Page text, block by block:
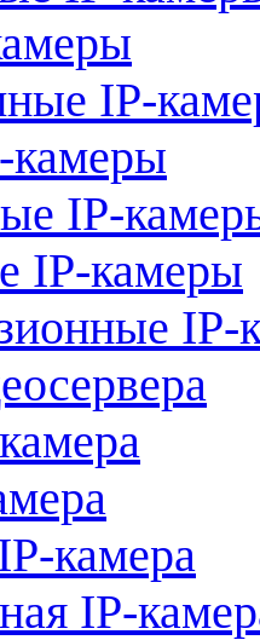
IP-
IP-
IP-камеры
IP-
камера
IP-